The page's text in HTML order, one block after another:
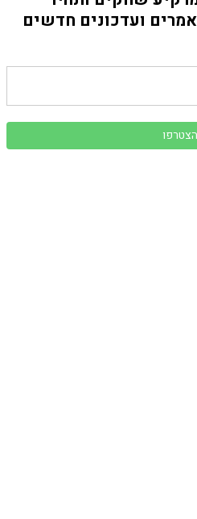
ועדכונים חדשים